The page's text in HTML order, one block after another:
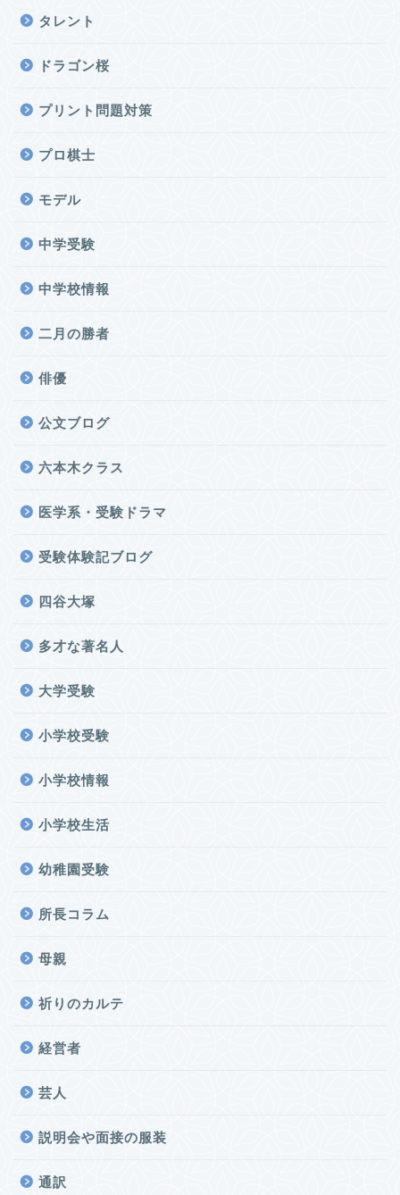
タレント
ドラゴン桜
プリント問題対策
プロ棋士
モデル
中学受験
中学校情報
二月の勝者
俳優
公文ブログ
六本木クラス
医学系・受験ドラマ
受験体験記ブログ
四谷大塚
多才な著名人
大学受験
小学校受験
小学校情報
小学校生活
幼稚園受験
所長コラム
母親
祈りのカルテ
経営者
芸人
説明会や面接の服装
通訳